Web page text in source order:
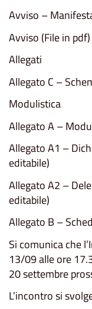
Avviso –
Avviso (File in pdf)
Allegati
Allegato C –
Modulistica
Allegato A –
Allegato A1 –
editabile)
Allegato A2 –
editabile)
Allegato B –
Si comunica che
13/09 alle ore
20 settembre
L’incontro si